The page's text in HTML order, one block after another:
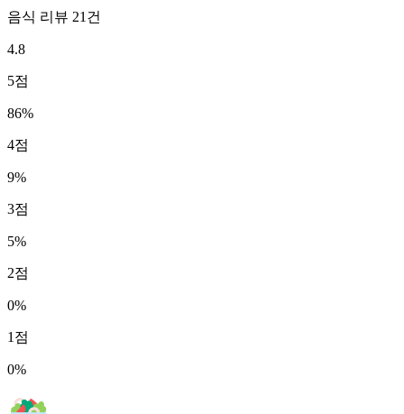
음식 리뷰 21 건
4.8
5점
86%
4점
9%
3점
5%
2점
0%
1 점
0%